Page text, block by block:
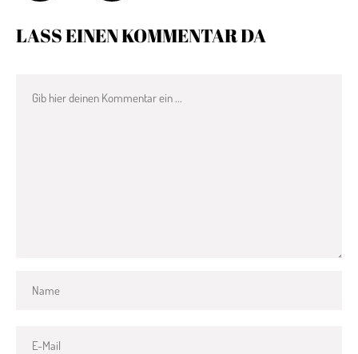
LASS EINEN KOMMENTAR DA